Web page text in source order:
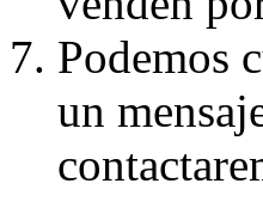
Podemos
un